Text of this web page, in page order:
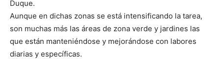
Duque.
Aunque en dichas zonas se está intensificando la tarea,
son muchas más las áreas de zona verde y jardines las
que están manteniéndose y mejorándose con labores
diarias y específicas.